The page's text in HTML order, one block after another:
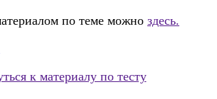
по теме можно здесь.
к материалу по тесту